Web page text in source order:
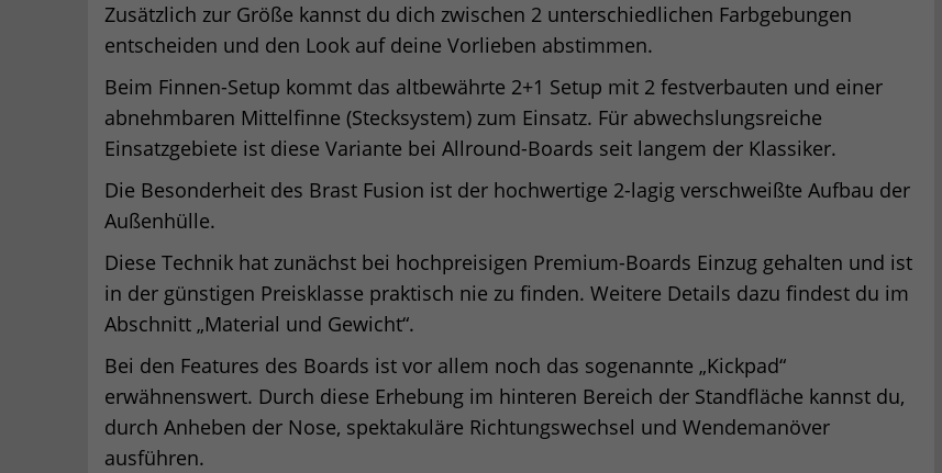
Zusätzlich zur Größe kannst du dich zwischen 2 unterschiedlichen Farbgebungen
entscheiden und den Look auf deine Vorlieben abstimmen.
Beim Finnen-Setup kommt das altbewährte 2+1 Setup mit 2 festverbauten und einer
abnehmbaren Mittelfinne (Stecksystem) zum Einsatz. Für abwechslungsreiche
Einsatzgebiete ist diese Variante bei Allround-Boards seit langem der Klassiker.
Die Besonderheit des Brast Fusion ist der hochwertige 2-lagig verschweißte Aufbau der
Außenhülle.
Diese Technik hat zunächst bei hochpreisigen Premium-Boards Einzug gehalten und ist
in der günstigen Preisklasse praktisch nie zu finden. Weitere Details dazu findest du im
Abschnitt „Material und Gewicht“.
Bei den Features des Boards ist vor allem noch das sogenannte „Kickpad“
erwähnenswert. Durch diese Erhebung im hinteren Bereich der Standfläche kannst du,
durch Anheben der Nose, spektakuläre Richtungswechsel und Wendemanöver
ausführen.